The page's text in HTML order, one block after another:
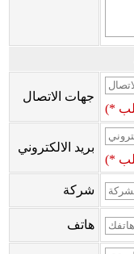
جهات الاتصال
بريد الالكتروني
شركة
هاتف